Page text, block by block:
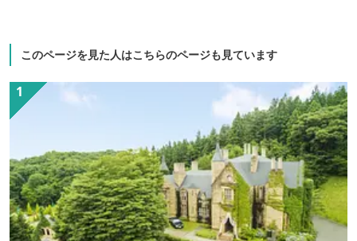
お越し女将をはじめスタッフ一同心よりお
待ちしております。
このページを見た人はこちらのページも見ています